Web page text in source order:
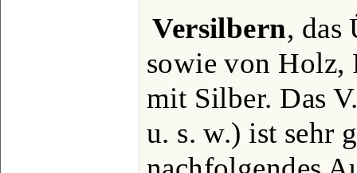
Versilbern, das
sowie von Holz,
mit Silber. Das
u. s. w.) ist sehr